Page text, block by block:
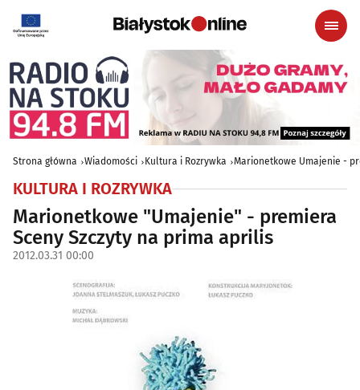
Strona główna Wiadomości Kultura i Rozrywka Marionetkowe Umajenie -
KULTURA I ROZRYWKA
Marionetkowe "Umajenie" - premiera
Sceny Szczyty na prima aprilis
2012.03.31 00:00